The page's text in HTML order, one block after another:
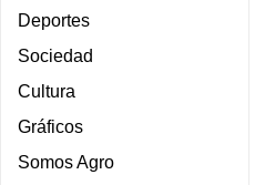
Deportes
Sociedad
Cultura
Gráficos
Somos Agro